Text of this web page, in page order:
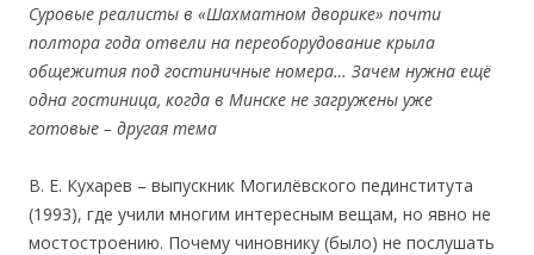
Суровые реалисты в «Шахматном дворике» почти
полтора года отвели на переоборудование крыла
общежития под гостиничные номера… Зачем нужна ещё
одна гостиница, когда в Минске не загружены уже
готовые – другая тема
В. Е. Кухарев – выпускник Могилёвского пединститута
(1993), где учили многим интересным вещам, но явно не
мостостроению. Почему чиновнику (было) не послушать